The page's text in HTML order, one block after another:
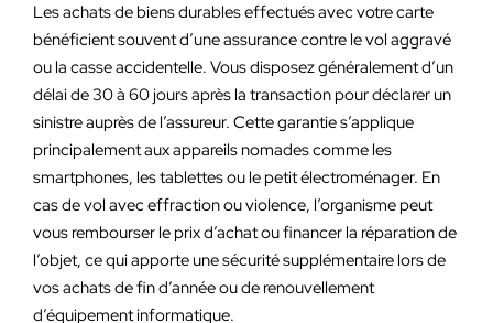
Les achats de biens durables effectués avec votre carte
bénéficient souvent d’une assurance contre le vol aggravé
ou la casse accidentelle. Vous disposez généralement d’un
délai de 30 à 60 jours après la transaction pour déclarer un
sinistre auprès de l’assureur. Cette garantie s’applique
principalement aux appareils nomades comme les
smartphones, les tablettes ou le petit électroménager. En
cas de vol avec effraction ou violence, l’organisme peut
vous rembourser le prix d’achat ou financer la réparation de
l’objet, ce qui apporte une sécurité supplémentaire lors de
vos achats de fin d’année ou de renouvellement
d’équipement informatique.